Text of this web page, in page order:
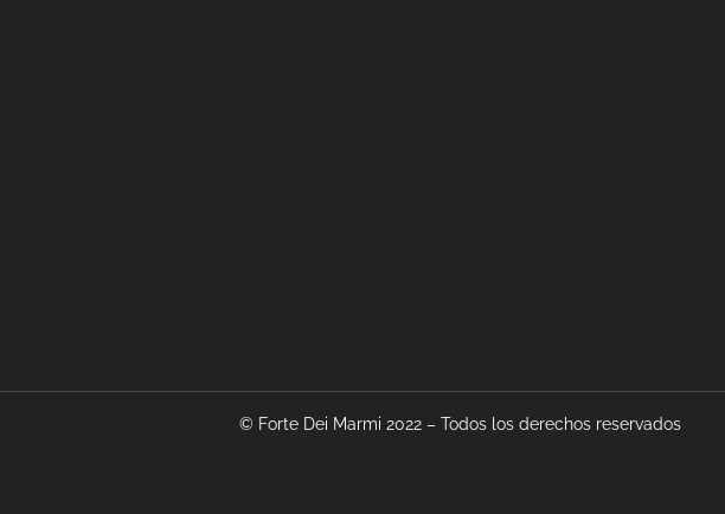
© Forte Dei Marmi 2022 – Todos los derechos reservados